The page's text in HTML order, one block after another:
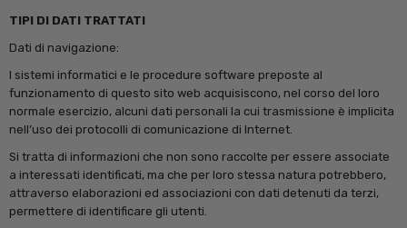
TIPI DI DATI TRATTATI
Dati di navigazione:
I sistemi informatici e le procedure software preposte al
funzionamento di questo sito web acquisiscono, nel corso del loro
normale esercizio, alcuni dati personali la cui trasmissione è implicita
nell’uso dei protocolli di comunicazione di Internet.
Si tratta di informazioni che non sono raccolte per essere associate
a interessati identificati, ma che per loro stessa natura potrebbero,
attraverso elaborazioni ed associazioni con dati detenuti da terzi,
permettere di identificare gli utenti.